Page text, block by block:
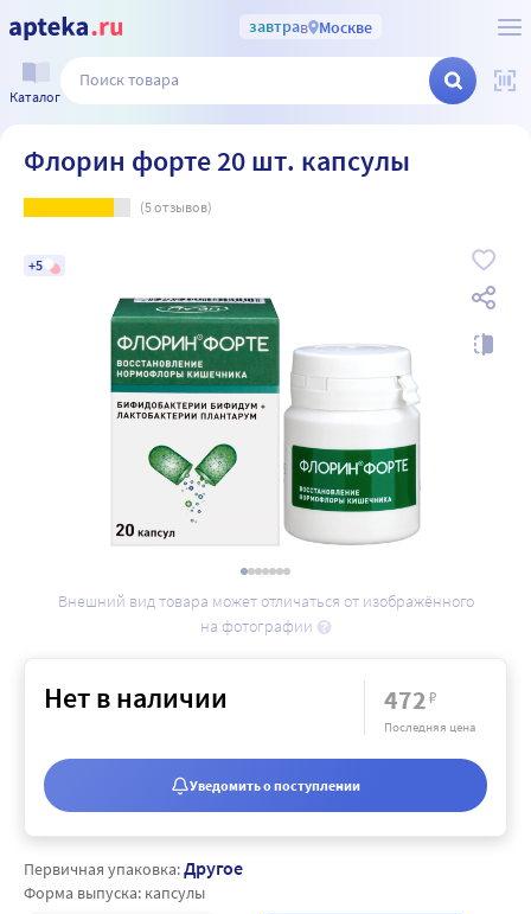
завтрав Москве
Каталог
Флорин форте 20 шт. капсулы
(5отзывов)
+5
Внешний вид товара может отличаться от изображённого
на фотографии
Первичная упаковка:Другое
Форма выпуска: капсулы
Нет в наличии 472₽
Последняя цена
Уведомить о поступлении